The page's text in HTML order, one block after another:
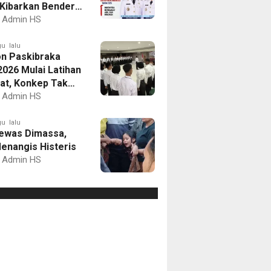
Bendera
dan Gelar
Admin HS
lalu
Paskibraka
Mulai Latihan
Konkep Tak
Admin HS
lalu
Dimassa,
Histeris
Admin HS